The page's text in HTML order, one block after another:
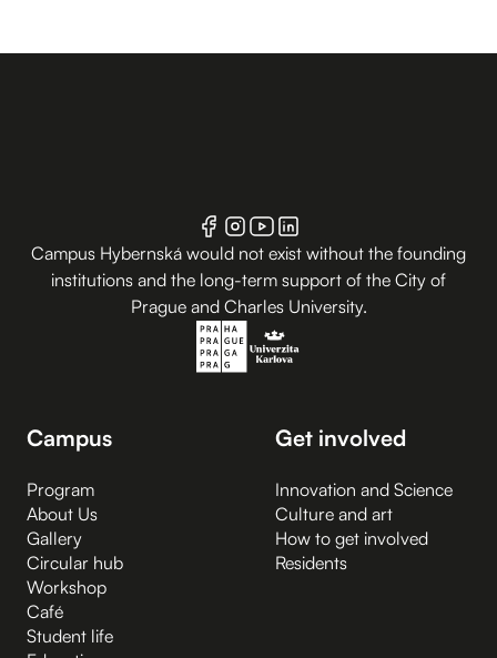
Campus Hybernská would not exist without the founding
institutions and the long-term support of the City of
Prague and Charles University.
Campus
Program
About Us
Gallery
Circular hub
Workshop
Café
Student life
Get involved
Innovation and Science
Culture and art
How to get involved
Residents